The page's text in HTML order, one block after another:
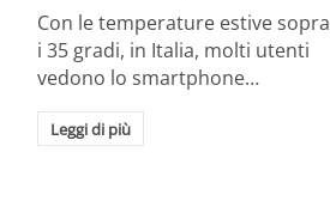
Con le temperature estive sopra
i 35 gradi, in Italia, molti utenti
vedono lo smartphone…
Leggi di più